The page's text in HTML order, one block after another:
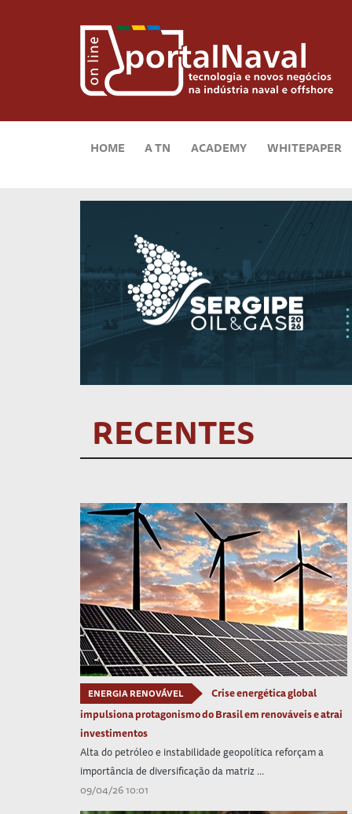
HOME A TN ACADEMY WHITEPAPER
RECENTES
ENERGIA RENOVÁVEL
Crise energética global
impulsiona protagonismo do Brasil em renováveis e atrai
investimentos
Alta do petróleo e instabilidade geopolítica reforçam a
importância de diversificação da matriz ...
09/04/26 10:01